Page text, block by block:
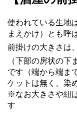
使われている生地
まえかけ）とも呼
前掛けの大きさは、
（下部の房状の下
です（端から端ま
ケットは無く、染
※なお大きさや紐
す